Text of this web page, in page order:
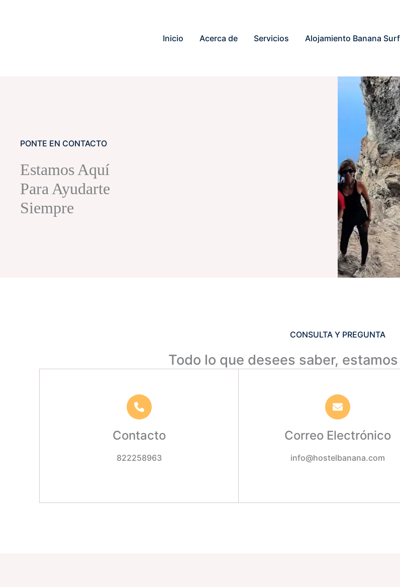
Inicio Acerca de Servicios Alojamiento Banana
PONTE EN CONTACTO
Estamos Aquí
Para Ayudarte
Siempre
CONSULTA Y PREGUNTA
Todo lo que desees saber,
Contacto
822258963
Correo Electrónico
info@hostelbanana.com